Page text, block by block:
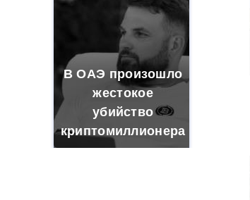
В ОАЭ произошло
жестокое
убийство
криптомиллионера